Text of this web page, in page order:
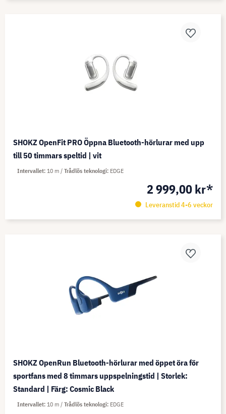
SHOKZ OpenFit PRO Öppna Bluetooth-hörlurar med upp
till 50 timmars speltid | vit
2 999,00 kr*
Leveranstid 4-6 veckor
Intervallet 10 m Trådlös teknologi EDGE
SHOKZ OpenRun Bluetooth-hörlurar med öppet öra för
sportfans med 8 timmars uppspelningstid | Storlek:
Standard | Färg: Cosmic Black
Intervallet 10 m Trådlös teknologi EDGE